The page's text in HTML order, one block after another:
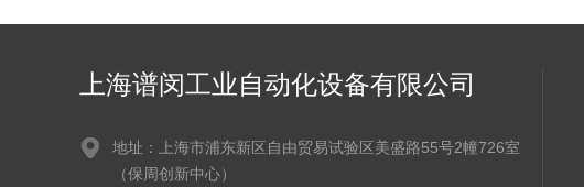
上海谱闵工业自动化设备有限公司
地址：上海市浦东新区自由贸易试验区美盛路55号2幢726室
（保周创新中心）